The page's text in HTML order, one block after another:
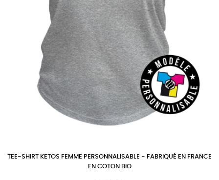
TEE-SHIRT KETOS FEMME PERSONNALISABLE - FABRIQUÉ EN FRANCE
EN COTON BIO